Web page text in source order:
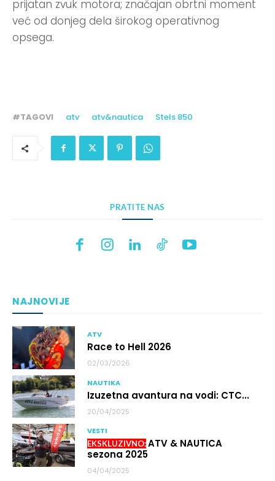
prijatan zvuk motora; značajan obrtni moment
već od donjeg dela širokog operativnog
opsega.
#TAGOVI atv atv&nautica Stels 850
PRATITE NAS
NAJNOVIJE
ATV
Race to Hell 2026
02/03/2026
NAUTIKA
Izuzetna avantura na vodi: CTC...
20/04/2025
VESTI
ATV & NAUTICA
sezona 2025
04/04/2025